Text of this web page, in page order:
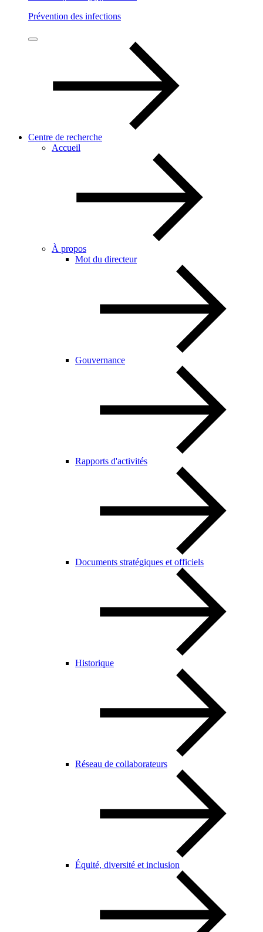
Prévention des infections
Centre de recherche
Accueil
À propos
Mot du directeur
Gouvernance
Rapports d'activités
Documents stratégiques et officiels
Historique
Réseau de collaborateurs
Équité, diversité et inclusion